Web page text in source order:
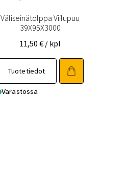
Väliseinätolppa Viilupuu
39X95X3000
11,50€ / kpl
Tuotetiedot
Varastossa